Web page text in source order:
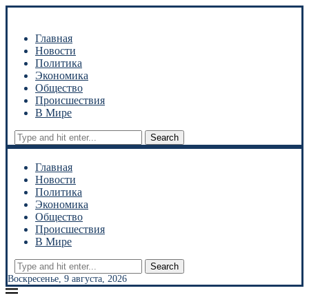
Главная
Новости
Политика
Экономика
Общество
Происшествия
В Мире
Search
Главная
Новости
Политика
Экономика
Общество
Происшествия
В Мире
Search
Воскресенье, 9 августа, 2026